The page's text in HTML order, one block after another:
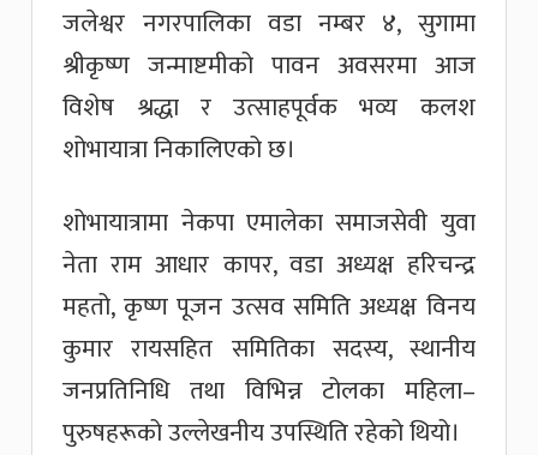
जलेश्वर नगरपालिका वडा नम्बर ४, सुगामा
श्रीकृष्ण जन्माष्टमीको पावन अवसरमा आज
विशेष श्रद्धा र उत्साहपूर्वक भव्य कलश
शोभायात्रा निकालिएको छ।
शोभायात्रामा नेकपा एमालेका समाजसेवी युवा
नेता राम आधार कापर, वडा अध्यक्ष हरिचन्द्र
महतो, कृष्ण पूजन उत्सव समिति अध्यक्ष विनय
कुमार रायसहित समितिका सदस्य, स्थानीय
जनप्रतिनिधि तथा विभिन्न टोलका महिला–
पुरुषहरूको उल्लेखनीय उपस्थिति रहेको थियो।